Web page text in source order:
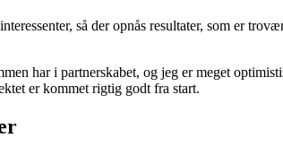
så der opnås resultater, som er
har i partnerskabet, og jeg er meget
er kommet rigtig godt fra start.